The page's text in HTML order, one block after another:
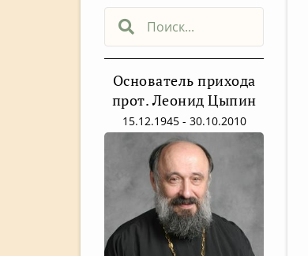
Основатель прихода
прот. Леонид Цыпин
15.12.1945 - 30.10.2010